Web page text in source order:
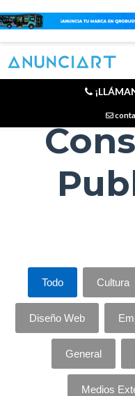
Todo Cultura
Diseño Web
General
Medios